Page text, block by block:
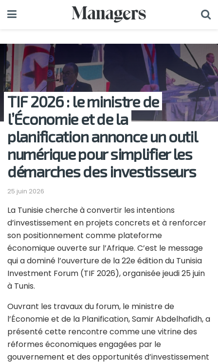
TIF 2026 : le ministre de
l’Économie et de la
planification annonce un outil
numérique pour simplifier les
démarches des investisseurs
25 juin 2026
La Tunisie cherche à convertir les intentions
d’investissement en projets concrets et à renforcer
son positionnement comme plateforme
économique ouverte sur l’Afrique. C’est le message
qui a dominé l’ouverture de la 22e édition du Tunisia
Investment Forum (TIF 2026), organisée jeudi 25 juin
à Tunis.
Ouvrant les travaux du forum, le ministre de
l’Économie et de la Planification, Samir Abdelhafidh, a
présenté cette rencontre comme une vitrine des
réformes économiques engagées par le
gouvernement et des opportunités d’investissement